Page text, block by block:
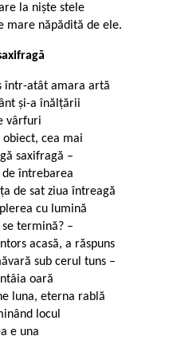
la niște stele
mare năpădită de ele.
într-atât amara artă
și-a înălțării
vârfuri
cea mai
saxifragă –
întrebarea
de sat ziua întreagă
cu lumină
termină? –
acasă, a răspuns
sub cerul tuns –
oară
luna, eterna rablă
locul
e una